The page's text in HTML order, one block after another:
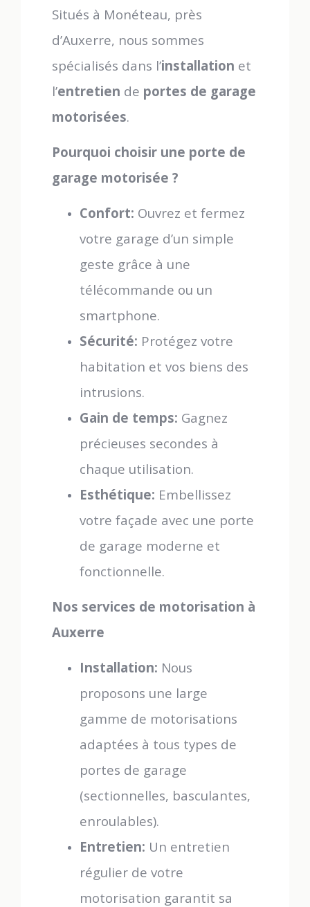
Situés à Monéteau, près
d’Auxerre, nous sommes
spécialisés dans l’installation et
l’entretien de portes de garage
motorisées.
Pourquoi choisir une porte de
garage motorisée ?
Confort: Ouvrez et fermez
votre garage d’un simple
geste grâce à une
télécommande ou un
smartphone.
Sécurité: Protégez votre
habitation et vos biens des
intrusions.
Gain de temps: Gagnez
précieuses secondes à
chaque utilisation.
Esthétique: Embellissez
votre façade avec une porte
de garage moderne et
fonctionnelle.
Nos services de motorisation à
Auxerre
Installation: Nous
proposons une large
gamme de motorisations
adaptées à tous types de
portes de garage
(sectionnelles, basculantes,
enroulables).
Entretien: Un entretien
régulier de votre
motorisation garantit sa